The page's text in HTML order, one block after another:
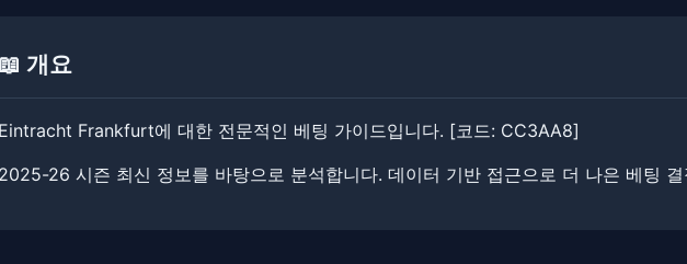
📖 개요
Eintracht Frankfurt에 대한 전문적인 베팅 가이드입니다. [코드: CC3AA8]
2025-26 시즌 최신 정보를 바탕으로 분석합니다. ​​데이터 기반 접근으로 더 나은 베팅